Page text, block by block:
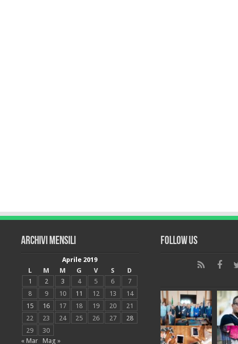
Archivi mensili
Aprile 2019
L
M M G V S
D
1
2 3 4 5 6
7
8
9 10 11 12 13
14
15
16 17 18 19 20
21
22
23 24 25 26 27
28
29
30
« Mar
Mag »
Follow Us